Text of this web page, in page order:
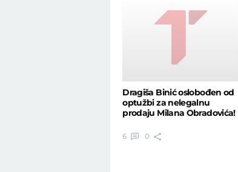
Dragiša Binić oslobođen od
optužbi za nelegalnu
prodaju Milana Obradovića!
6 0